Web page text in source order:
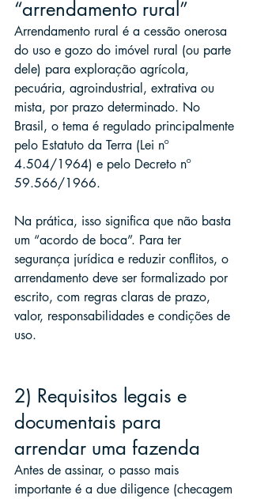
“arrendamento rural”
Arrendamento rural é a cessão onerosa
do uso e gozo do imóvel rural (ou parte
dele) para exploração agrícola,
pecuária, agroindustrial, extrativa ou
mista, por prazo determinado. No
Brasil, o tema é regulado principalmente
pelo Estatuto da Terra (Lei nº
4.504/1964) e pelo Decreto nº
59.566/1966.
Na prática, isso significa que não basta
um “acordo de boca”. Para ter
segurança jurídica e reduzir conflitos, o
arrendamento deve ser formalizado por
escrito, com regras claras de prazo,
valor, responsabilidades e condições de
uso.
2) Requisitos legais e
documentais para
arrendar uma fazenda
Antes de assinar, o passo mais
importante é a due diligence (checagem